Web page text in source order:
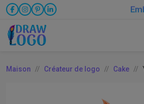
Maison Créateur de logo Cake